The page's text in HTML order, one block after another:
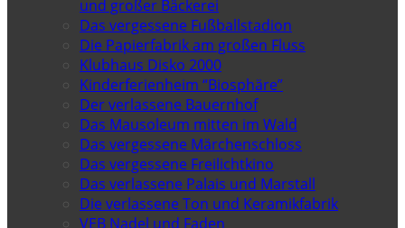
und großer Bäckerei
Das vergessene Fußballstadion
Die Papierfabrik am großen Fluss
Klubhaus Disko 2000
Kinderferienheim “Biosphäre”
Der verlassene Bauernhof
Das Mausoleum mitten im Wald
Das vergessene Märchenschloss
Das vergessene Freilichtkino
Das verlassene Palais und Marstall
Die verlassene Ton und Keramikfabrik
VEB Nadel und Faden